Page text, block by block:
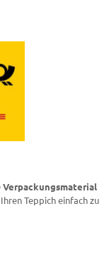
Verpackungsmaterial
Teppich einfach zu